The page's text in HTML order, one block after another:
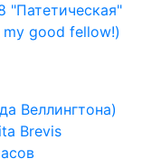
"Патетическая"
good fellow!)
Веллингтона)
Brevis